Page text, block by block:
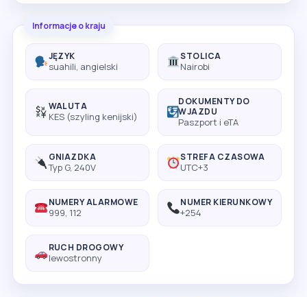
Informacje o kraju
JĘZYK
suahili, angielski
STOLICA
Nairobi
WALUTA
KES (szyling kenijski)
DOKUMENTY DO
WJAZDU
Paszport i eTA
GNIAZDKA
Typ G, 240V
STREFA CZASOWA
UTC+3
NUMERY ALARMOWE
999, 112
NUMER KIERUNKOWY
+254
RUCH DROGOWY
lewostronny